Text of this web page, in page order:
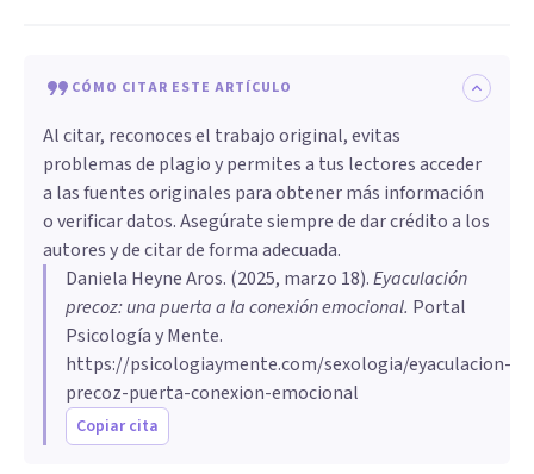
CÓMO CITAR ESTE ARTÍCULO
Al citar, reconoces el trabajo original, evitas
problemas de plagio y permites a tus lectores acceder
a las fuentes originales para obtener más información
o verificar datos. Asegúrate siempre de dar crédito a los
autores y de citar de forma adecuada.
Daniela Heyne Aros. (2025, marzo 18).Eyaculación
precoz: una puerta a la conexión emocional. Portal
Psicología y Mente.
https://psicologiaymente.com/sexologia/eyaculacion-
precoz-puerta-conexion-emocional
Copiar cita